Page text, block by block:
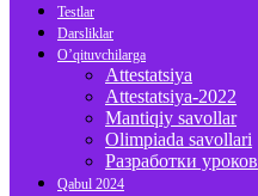
Testlar
Darsliklar
O’qituvchilarga
Attestatsiya
Attestatsiya-2022
Mantiqiy savollar
Olimpiada savollari
Разработки уроков
Qabul 2024